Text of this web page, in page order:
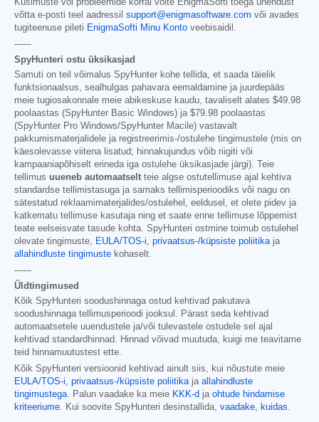
Küsimuste või probleemide korral võite EnigmaSofti toega ühendust
võtta e-posti teel aadressil support@enigmasoftware.com või avades
tugiteenuse pileti EnigmaSofti Minu Konto veebisaidil.
------
SpyHunteri ostu üksikasjad
Samuti on teil võimalus SpyHunter kohe tellida, et saada täielik
funktsionaalsus, sealhulgas pahavara eemaldamine ja juurdepääs
meie tugiosakonnale meie abikeskuse kaudu, tavaliselt alates $49.98
poolaastas (SpyHunter Basic Windows) ja $79.98 poolaastas
(SpyHunter Pro Windows/SpyHunter Macile) vastavalt
pakkumismaterjalidele ja registreerimis-/ostulehe tingimustele (mis on
käesolevasse viitena lisatud; hinnakujundus võib riigiti või
kampaaniapõhiselt erineda iga ostulehe üksikasjade järgi). Teie
tellimus uueneb automaatselt teie algse ostutellimuse ajal kehtiva
standardse tellimistasuga ja samaks tellimisperioodiks või nagu on
sätestatud reklaamimaterjalides/ostulehel, eeldusel, et olete pidev ja
katkematu tellimuse kasutaja ning et saate enne tellimuse lõppemist
teate eelseisvate tasude kohta. SpyHunteri ostmine toimub ostulehel
olevate tingimuste, EULA/TOS-i, privaatsus-/küpsiste poliitikaja
allahindluste tingimuste kohaselt.
------
Üldtingimused
Kõik SpyHunteri soodushinnaga ostud kehtivad pakutava
soodushinnaga tellimusperioodi jooksul. Pärast seda kehtivad
automaatsetele uuendustele ja/või tulevastele ostudele sel ajal
kehtivad standardhinnad. Hinnad võivad muutuda, kuigi me teavitame
teid hinnamuutustest ette.
Kõik SpyHunteri versioonid kehtivad ainult siis, kui nõustute meie
EULA/TOS-i, privaatsus-/küpsiste poliitikaja allahindluste
tingimustega. Palun vaadake ka meie KKK-d ja ohtude hindamise
kriteeriume. Kui soovite SpyHunteri desinstallida, vaadake, kuidas.